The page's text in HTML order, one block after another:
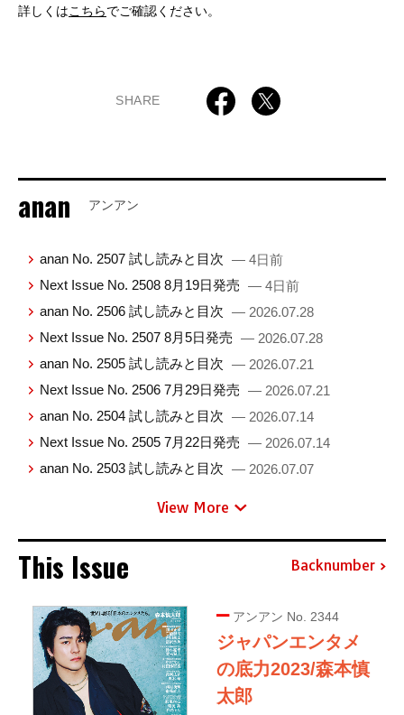
詳しくはこちらでご確認ください。
SHARE
anan アンアン
anan No. 2507 試し読みと目次 — 4日前
Next Issue No. 2508 8月19日発売 — 4日前
anan No. 2506 試し読みと目次 — 2026.07.28
Next Issue No. 2507 8月5日発売 — 2026.07.28
anan No. 2505 試し読みと目次 — 2026.07.21
Next Issue No. 2506 7月29日発売 — 2026.07.21
anan No. 2504 試し読みと目次 — 2026.07.14
Next Issue No. 2505 7月22日発売 — 2026.07.14
anan No. 2503 試し読みと目次 — 2026.07.07
View More
This Issue Backnumber
アンアン No. 2344
ジャパンエンタメ
の底力2023/森本慎
太郎